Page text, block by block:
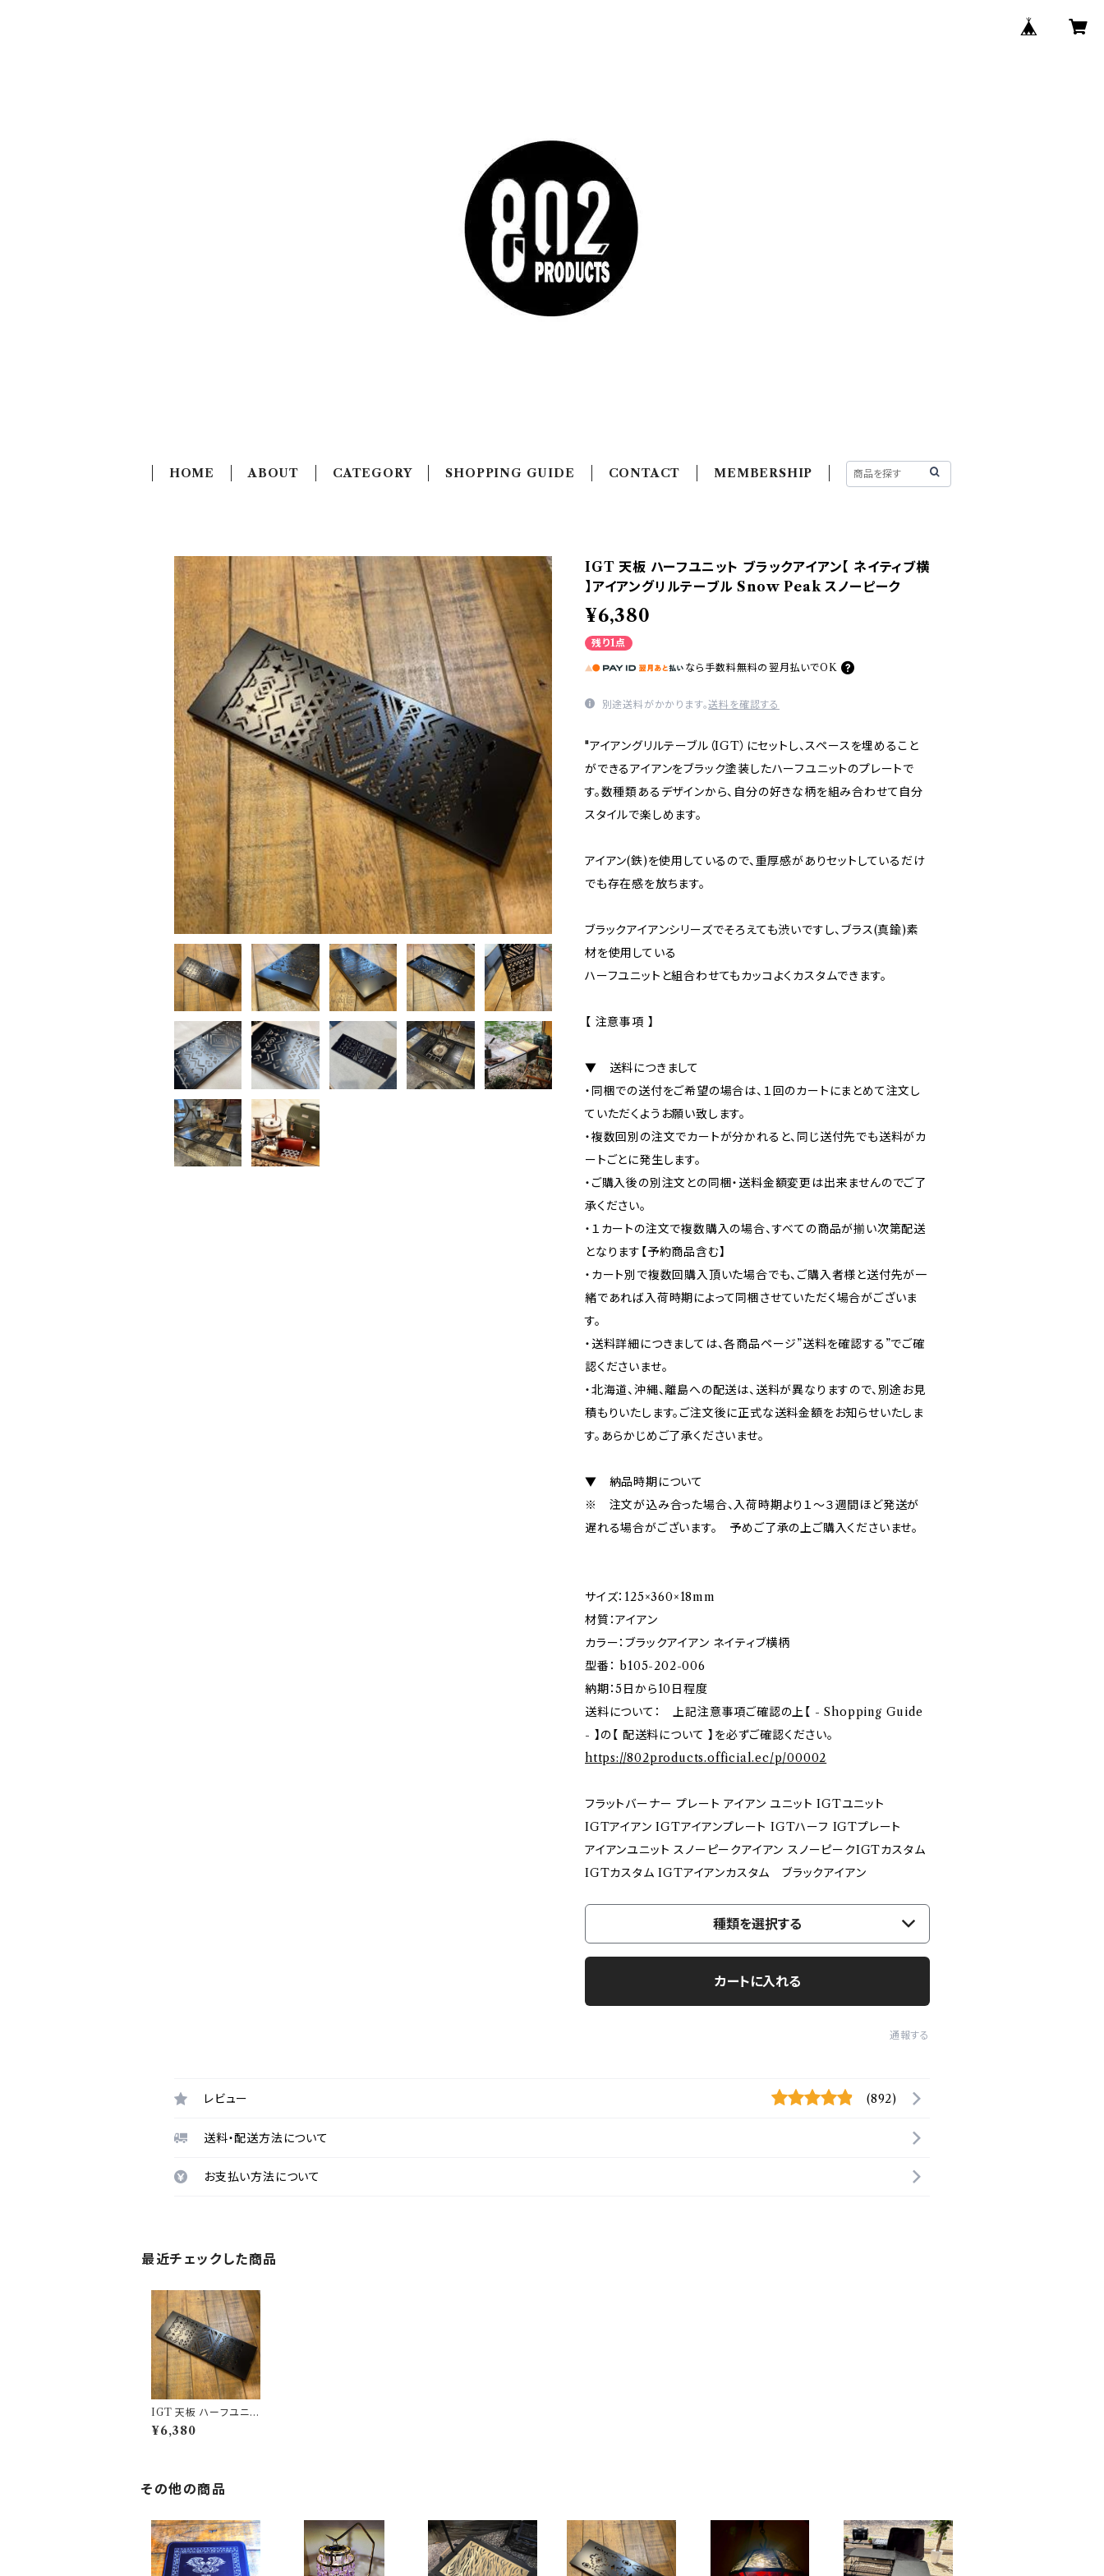
HOME ABOUT CATEGORY SHOPPING GUIDE CONTACT MEMBERSHIP
IGT 天板 ハーフユニット ブラックアイアン【 ネイティブ横
】アイアングリルテーブル Snow Peak スノーピーク
¥6,380
残り1点
なら 手数料無料の 翌月払いでOK
別途送料がかかります。送料を確認する
"アイアングリルテーブル（IGT）にセットし、スペースを埋めること
ができるアイアンをブラック塗装したハーフユニットのプレートで
す。数種類あるデザインから、自分の好きな柄を組み合わせて自分
スタイルで楽しめます。
アイアン(鉄)を使用しているので、重厚感がありセットしているだけ
でも存在感を放ちます。
ブラックアイアンシリーズでそろえても渋いですし、ブラス(真鍮)素
材を使用している
ハーフユニットと組合わせてもカッコよくカスタムできます。
【 注意事項 】
▼ 送料につきまして
・同梱での送付をご希望の場合は、１回のカートにまとめて注文し
ていただくようお願い致します。
・複数回別の注文でカートが分かれると、同じ送付先でも送料がカ
ートごとに発生します。
・ご購入後の別注文との同梱・送料金額変更は出来ませんのでご了
承ください。
・１カートの注文で複数購入の場合、すべての商品が揃い次第配送
となります【予約商品含む】
・カート別で複数回購入頂いた場合でも、ご購入者様と送付先が一
緒であれば入荷時期によって同梱させていただく場合がございま
す。
・送料詳細につきましては、各商品ページ”送料を確認する”でご確
認くださいませ。
・北海道、沖縄、離島への配送は、送料が異なりますので、別途お見
積もりいたします。ご注文後に正式な送料金額をお知らせいたしま
す。あらかじめご了承くださいませ。
▼ 納品時期について
※ 注文が込み合った場合、入荷時期より１～３週間ほど発送が
遅れる場合がございます。 予めご了承の上ご購入くださいませ。
サイズ：125×360×18mm
材質：アイアン
カラー：ブラックアイアン ネイティブ横柄
型番： b105-202-006
納期：5日から10日程度
送料について： 上記注意事項ご確認の上【 - Shopping Guide
- 】の【 配送料について 】を必ずご確認ください。
https://802products.official.ec/p/00002
フラットバーナー プレート アイアン ユニット IGTユニット
IGTアイアン IGTアイアンプレート IGTハーフ IGTプレート
アイアンユニット スノーピークアイアン スノーピークIGTカスタム
IGTカスタム IGTアイアンカスタム ブラックアイアン
種類を選択する
カートに入れる
通報する
レビュー (892)
送料・配送方法について
お支払い方法について
最近チェックした商品
IGT 天板 ハーフユニッ
ト ブラックアイアン【 ネ
イティブ横 】アイアング
¥6,380
その他の商品